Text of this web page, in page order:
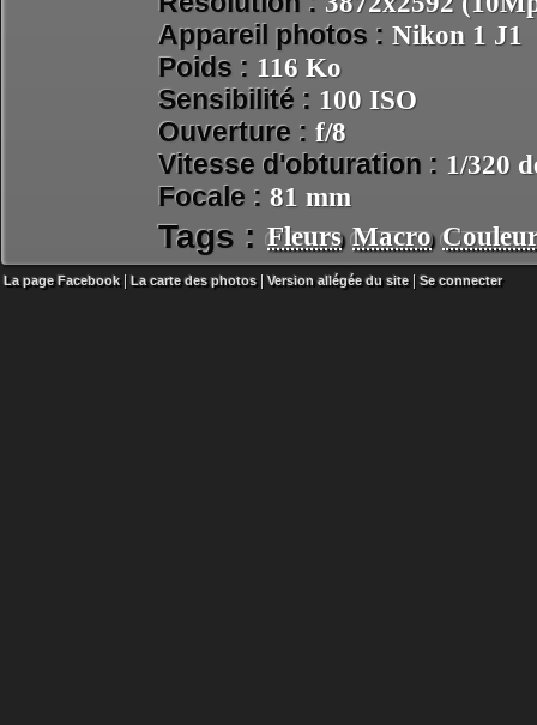
Appareil photos : Nikon 1 J1
Poids : 116 Ko
Sensibilité : 100 ISO
Ouverture : f/8
Vitesse d'obturation : 1/320
Focale : 81 mm
Tags : Fleurs Macro
La page Facebook| La carte des photos |Version allégée du site| Se connecter